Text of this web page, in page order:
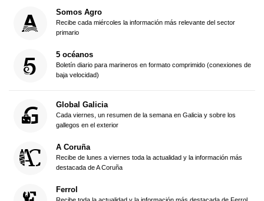
Somos Agro
Recibe cada miércoles la información más relevante del sector
primario
5 océanos
Boletín diario para marineros en formato comprimido (conexiones de
baja velocidad)
Global Galicia
Cada viernes, un resumen de la semana en Galicia y sobre los
gallegos en el exterior
A Coruña
Recibe de lunes a viernes toda la actualidad y la información más
destacada de A Coruña
Ferrol